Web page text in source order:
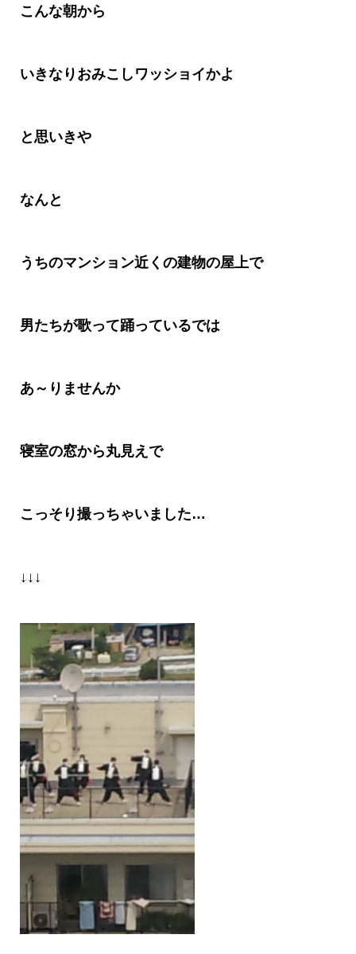
こんな朝から
いきなりおみこしワッショイかよ
と思いきや
なんと
うちのマンション近くの建物の屋上で
男たちが歌って踊っているでは
あ～りませんか
寝室の窓から丸見えで
こっそり撮っちゃいました…
↓↓↓